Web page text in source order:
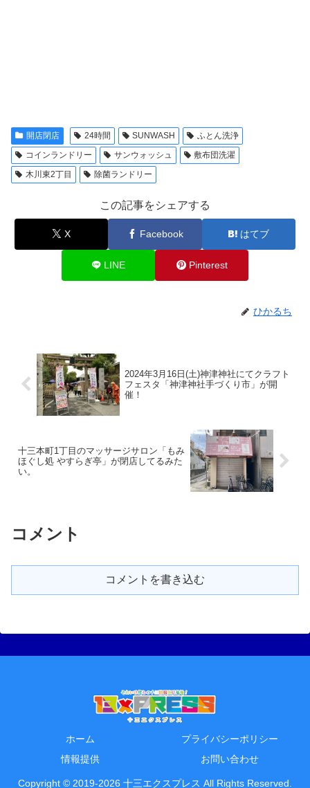
開店閉店 24時間 SUNWASH
ふとん洗浄
コインランドリー
サンウォッシュ
敷布団洗濯
木川東2丁目
除菌ランドリー
この記事をシェアする
X Facebook はてブ
LINE Pinterest
ひかるち
2024年3月16日(土)神津神社にてクラフト
フェスタ「神津神社手づくり市」が開
催！
十三本町1丁目のマッサージサロン「もみ
ほぐし処 やすらぎ亭」が閉店してるみた
い。
コメント
コメントを書き込む
ホーム
プライバシーポリシー
情報提供
お問い合わせ
Copyright © 2019-2026 十三エクスプレス All Rights Reserved.